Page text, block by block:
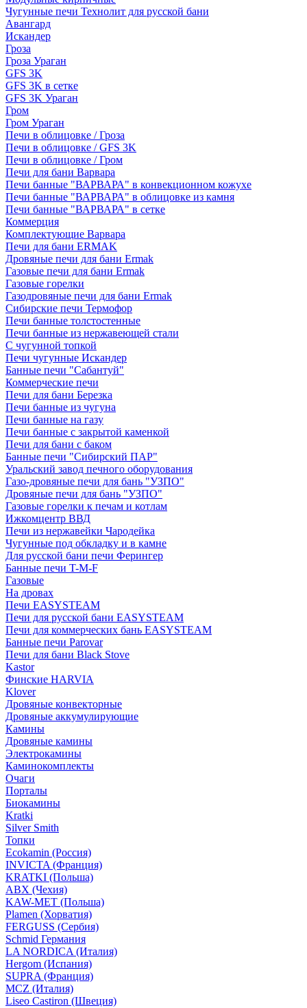
Чугунные печи Технолит для русской бани
Авангард
Искандер
Гроза
Гроза Ураган
GFS 3K
GFS 3K в сетке
GFS 3K Ураган
Гром
Гром Ураган
Печи в облицовке / Гроза
Печи в облицовке / GFS 3K
Печи в облицовке / Гром
Печи для бани Варвара
Печи банные "ВАРВАРА" в конвекционном кожухе
Печи банные "ВАРВАРА" в облицовке из камня
Печи банные "ВАРВАРА" в сетке
Коммерция
Комплектующие Варвара
Печи для бани ERMAK
Дровяные печи для бани Ermak
Газовые печи для бани Ermak
Газовые горелки
Газодровяные печи для бани Ermak
Сибирские печи Термофор
Печи банные толстостенные
Печи банные из нержавеющей стали
С чугунной топкой
Печи чугунные Искандер
Банные печи "Сабантуй"
Коммерческие печи
Печи для бани Березка
Печи банные из чугуна
Печи банные на газу
Печи банные с закрытой каменкой
Печи для бани с баком
Банные печи "Сибирский ПАР"
Уральский завод печного оборудования
Газо-дровяные печи для бань "УЗПО"
Дровяные печи для бань "УЗПО"
Газовые горелки к печам и котлам
Ижкомцентр ВВД
Печи из нержавейки Чародейка
Чугунные под обкладку и в камне
Для русской бани печи Ферингер
Банные печи T-M-F
Газовые
На дровах
Печи EASYSTEAM
Печи для русской бани EASYSTEAM
Печи для коммерческих бань EASYSTEAM
Банные печи Parovar
Печи для бани Black Stove
Kastor
Финские HARVIA
Klover
Дровяные конвекторные
Дровяные аккумулирующие
Камины
Дровяные камины
Электрокамины
Каминокомплекты
Очаги
Порталы
Биокамины
Kratki
Silver Smith
Топки
Ecokamin (Россия)
INVICTA (Франция)
KRATKI (Польша)
ABX (Чехия)
KAW-MET (Польша)
Plamen (Хорватия)
FERGUSS (Сербия)
Schmid Германия
LA NORDICA (Италия)
Hergom (Испания)
SUPRA (Франция)
MCZ (Италия)
Liseo Castiron (Швеция)